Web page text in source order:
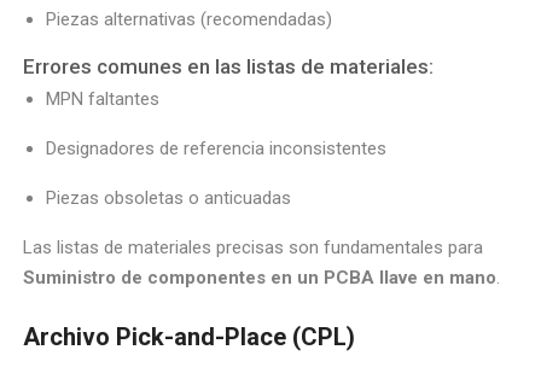
Piezas alternativas (recomendadas)
Errores comunes en las listas de materiales:
MPN faltantes
Designadores de referencia inconsistentes
Piezas obsoletas o anticuadas
Las listas de materiales precisas son fundamentales para
Suministro de componentes en un PCBA llave en mano.
Archivo Pick-and-Place (CPL)